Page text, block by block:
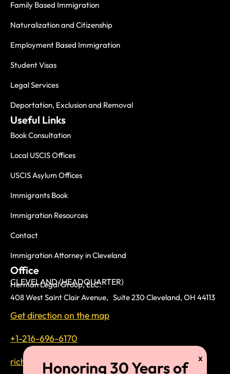
Family Based Immigration
Naturalization and Citizenship
Employment Based Immigration
Student Visas
Legal Services
Deportation, Exclusion and Removal
Useful Links
Book Consultation
Local USCIS Offices
USCIS Asylum Offices
Immigrants Book
Immigration Resources
Contact
Immigration Attorney in Cleveland
Office
CLEVELAND (HEADQUARTER)
Herman Legal Group, LLC.
408 West Saint Clair Avenue, Suite 230 Cleveland, OH 44113
Get direction on the map
+1-216-696-6170
richardtmherman@gmail.com